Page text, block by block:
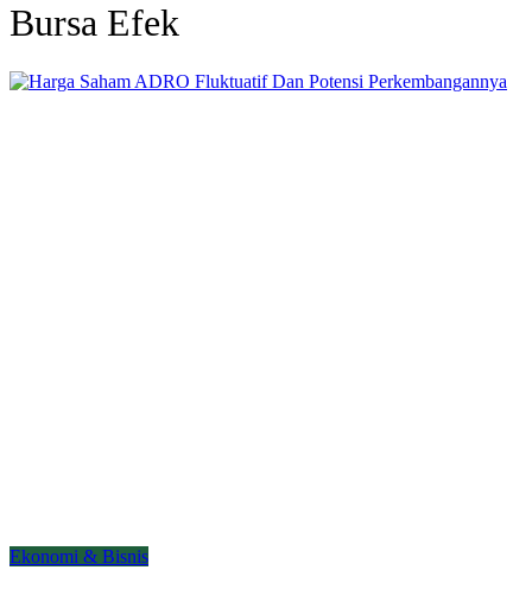
Bursa Efek
Ekonomi & Bisnis